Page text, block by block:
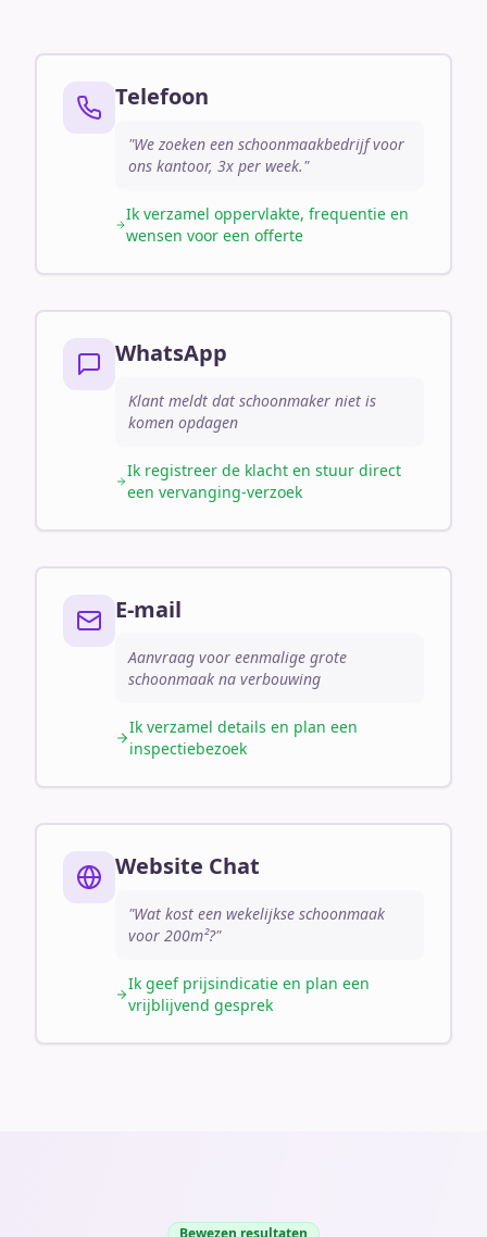
Telefoon
"We zoeken een schoonmaakbedrijf voor
ons kantoor, 3x per week."
Ik verzamel oppervlakte, frequentie en
wensen voor een offerte
WhatsApp
Klant meldt dat schoonmaker niet is
komen opdagen
Ik registreer de klacht en stuur direct
een vervanging-verzoek
E-mail
Aanvraag voor eenmalige grote
schoonmaak na verbouwing
Ik verzamel details en plan een
inspectiebezoek
Website Chat
"Wat kost een wekelijkse schoonmaak
voor 200m²?"
Ik geef prijsindicatie en plan een
vrijblijvend gesprek
Bewezen resultaten